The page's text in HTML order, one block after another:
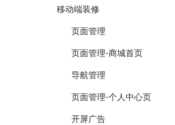
移动端装修
页面管理
页面管理-商城首页
导航管理
页面管理-个人中心页
开屏广告